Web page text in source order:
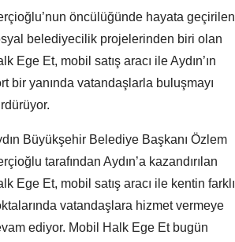
öncülüğünde hayata geçirilen
belediyecilik projelerinden biri olan
Ege Et, mobil satış aracı ile Aydın’ın
bir yanında vatandaşlarla buluşmayı
Büyükşehir Belediye Başkanı Özlem
tarafından Aydın’a kazandırılan
Ege Et, mobil satış aracı ile kentin farklı
vatandaşlara hizmet vermeye
ediyor. Mobil Halk Ege Et bugün